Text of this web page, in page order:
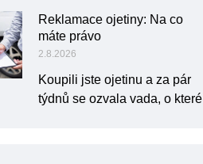
Reklamace ojetiny: Na co
máte právo
2.8.2026
Koupili jste ojetinu a za pár
týdnů se ozvala vada, o které